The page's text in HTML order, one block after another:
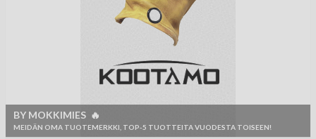
BY MOKKIMIES 🔥
MEIDÄN OMA TUOTEMERKKI, TOP-5 TUOTTEITA VUODESTA TOISEEN!